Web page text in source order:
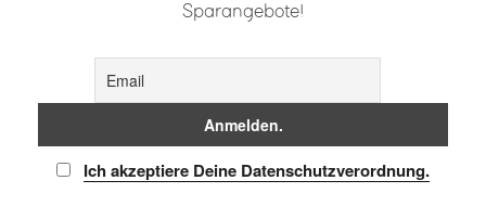
Sparangebote!
Ich akzeptiere Deine Datenschutzverordnung.